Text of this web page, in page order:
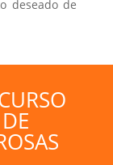
deseado de